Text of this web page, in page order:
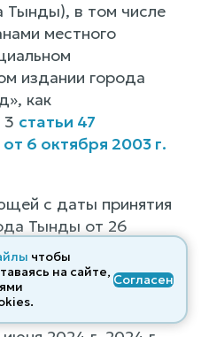
Тынды), в том числе
местного
издании города
как
3 статьи 47
6 октября 2003 г.
c даты принятия
Тынды от 26
принятого
Думы от 26
ТГД-VI (в редакции
от 8 февраля
чтобы
на сайте, Согласен